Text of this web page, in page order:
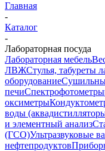
Главная
-
Каталог
-
Лабораторная посуда
Лабораторная мебель
ЛВЖСтулья, табуреты
оборудование
печиСпектрофотометры
оксиметры
воды
и элементный анализ
(ГСО)Ультразвуковые
нефтепродуктов